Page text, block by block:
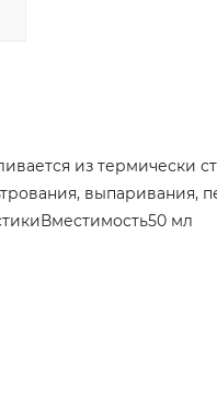
из термически
выпаривания,
мл